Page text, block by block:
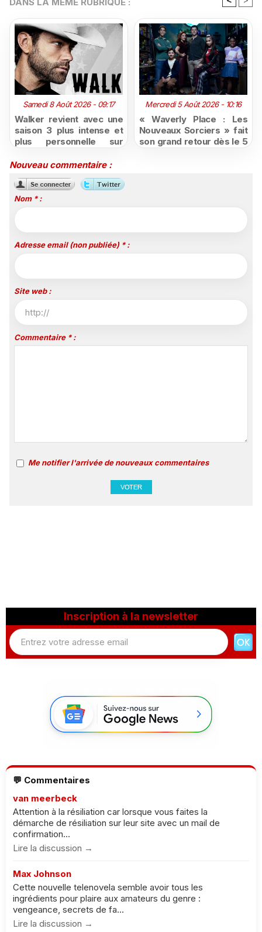
Samedi 8 Août 2026 - 09:17
Walker revient avec une
saison 3 plus intense et
plus personnelle sur
Mercredi 5 Août 2026 - 10:16
« Waverly Place : Les
Nouveaux Sorciers » fait
son grand retour dès le 5
Nouveau commentaire :
Nom * :
Adresse email (non publiée) * :
Site web :
Commentaire * :
Me notifier l'arrivée de nouveaux commentaires
Inscription à la newsletter
💬 Commentaires
van meerbeck
Attention à la résiliation car lorsque vous faites la
démarche de résiliation sur leur site avec un mail de
confirmation...
Lire la discussion →
Max Johnson
Cette nouvelle telenovela semble avoir tous les
ingrédients pour plaire aux amateurs du genre :
vengeance, secrets de fa...
Lire la discussion →